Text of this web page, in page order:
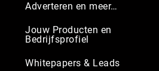
Adverteren en meer…
Jouw Producten en
Bedrijfsprofiel
Whitepapers & Leads